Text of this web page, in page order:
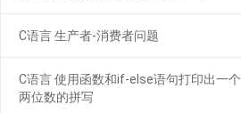
C语言 生产者-消费者问题
C语言 使用函数和if-else语句打印出一个
两位数的拼写